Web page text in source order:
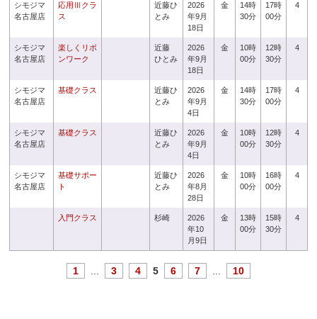
シモジマ
名古屋店
応用Ⅲクラ
ス
近藤ひ
とみ
2026
年9月
18日
金
14時
30分
17時
00分
4
シモジマ
名古屋店
楽しくリボ
ンワーク
近藤
ひとみ
2026
年9月
18日
金
10時
00分
12時
30分
4
シモジマ
名古屋店
基礎クラス
近藤ひ
とみ
2026
年9月
4日
金
14時
30分
17時
00分
4
シモジマ
名古屋店
基礎クラス
近藤ひ
とみ
2026
年9月
4日
金
10時
00分
12時
30分
4
シモジマ
名古屋店
基礎サポー
ト
近藤ひ
とみ
2026
年8月
28日
金
10時
00分
16時
00分
4
入門クラス 杉崎
2026
年10
月9日
金
13時
00分
15時
30分
4
1 3 4 5 6 7 10